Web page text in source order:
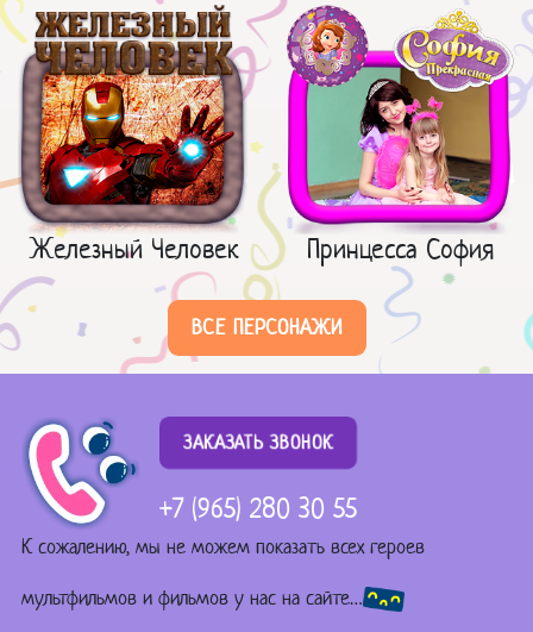
Железный Человек Принцесса София
ВСЕ ПЕРСОНАЖИ
ЗАКАЗАТЬ ЗВОНОК
+7 (965) 280 30 55
К сожалению, мы не можем показать всех героев
мультфильмов и фильмов у нас на сайте…